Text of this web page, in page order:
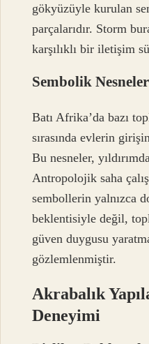
gökyüzüyle kurulan
parçalarıdır. Storm
karşılıklı bir iletişim
Sembolik
Batı Afrika’da bazı
sırasında evlerin
Bu nesneler,
Antropolojik saha
sembollerin yalnızca
beklentisiyle değil,
güven duygusu
gözlemlenmiştir.
Akrabalık
Deneyimi